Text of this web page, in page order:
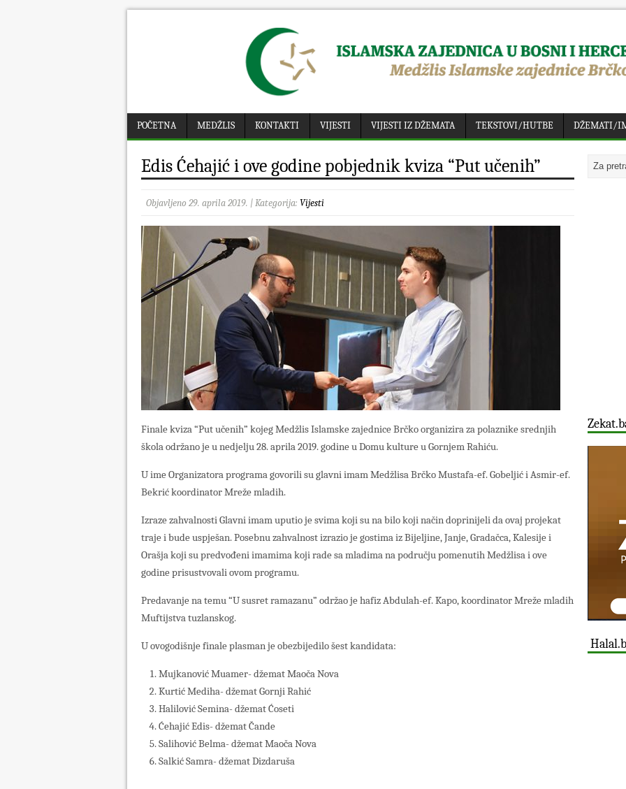
POČETNA MEDŽLIS KONTAKTI VIJESTI VIJESTI IZ DŽEMATA TEKSTOVI/HUTBE DŽEMATI/
Edis Ćehajić i ove godine pobjednik kviza “Put učenih”
Objavljeno 29. aprila 2019. | Kategorija: Vijesti
Finale kviza “Put učenih” kojeg Medžlis Islamske zajednice Brčko organizira za polaznike srednjih
škola održano je u nedjelju 28. aprila 2019. godine u Domu kulture u Gornjem Rahiću.
U ime Organizatora programa govorili su glavni imam Medžlisa Brčko Mustafa-ef. Gobeljić i Asmir-ef.
Bekrić koordinator Mreže mladih.
Izraze zahvalnosti Glavni imam uputio je svima koji su na bilo koji način doprinijeli da ovaj projekat
traje i bude uspješan. Posebnu zahvalnost izrazio je gostima iz Bijeljine, Janje, Gradačca, Kalesije i
Orašja koji su predvođeni imamima koji rade sa mladima na području pomenutih Medžlisa i ove
godine prisustvovali ovom programu.
Predavanje na temu “U susret ramazanu” održao je hafiz Abdulah-ef. Kapo, koordinator Mreže mladih
Muftijstva tuzlanskog.
U ovogodišnje finale plasman je obezbijedilo šest kandidata:
Mujkanović Muamer- džemat Maoča Nova
Kurtić Mediha- džemat Gornji Rahić
Halilović Semina- džemat Ćoseti
Ćehajić Edis- džemat Čande
Salihović Belma- džemat Maoča Nova
Salkić Samra- džemat Dizdaruša